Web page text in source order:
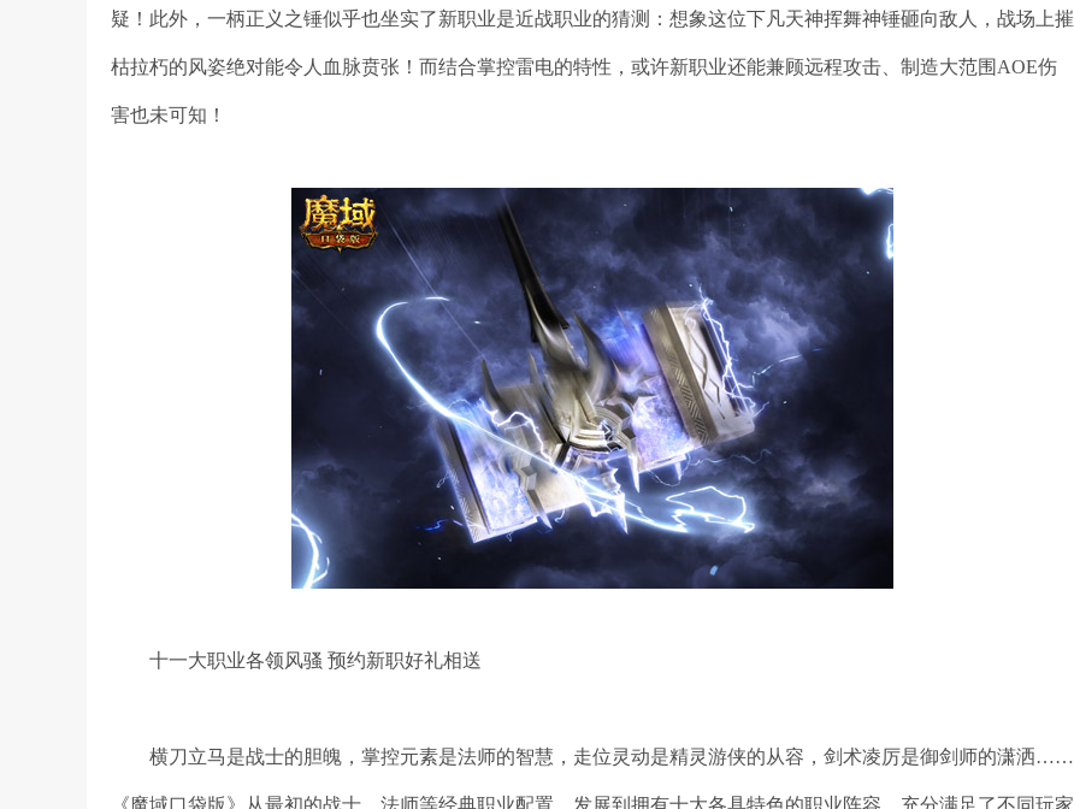
疑！此外，一柄正义之锤似乎也坐实了新职业是近战职业的猜测：想象这位下凡天神挥舞神锤砸向敌人，战场上摧
枯拉朽的风姿绝对能令人血脉贲张！而结合掌控雷电的特性，或许新职业还能兼顾远程攻击、制造大范围AOE伤
害也未可知！
十一大职业各领风骚 预约新职好礼相送
横刀立马是战士的胆魄，掌控元素是法师的智慧，走位灵动是精灵游侠的从容，剑术凌厉是御剑师的潇洒……
《魔域口袋版》从最初的战士、法师等经典职业配置，发展到拥有十大各具特色的职业阵容，充分满足了不同玩家